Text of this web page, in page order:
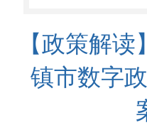
【政策解
镇市数字